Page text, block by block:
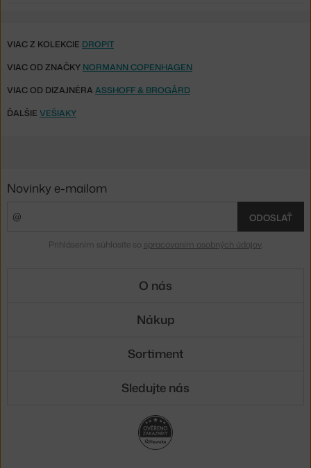
VIAC Z KOLEKCIE DROPIT
VIAC OD ZNAČKY NORMANN COPENHAGEN
VIAC OD DIZAJNÉRA ASSHOFF & BROGÅRD
ĎALŠIE VEŠIAKY
Novinky e-mailom
ODOSLAŤ
Prihlásením súhlasíte so spracovaním osobných údajov.
O nás
Nákup
Sortiment
Sledujte nás